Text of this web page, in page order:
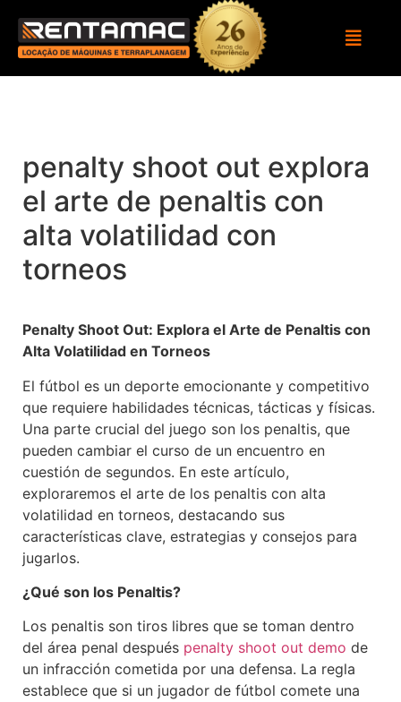
penalty shoot out explora
el arte de penaltis con
alta volatilidad con
torneos
Penalty Shoot Out: Explora el Arte de Penaltis con
Alta Volatilidad en Torneos
El fútbol es un deporte emocionante y competitivo
que requiere habilidades técnicas, tácticas y físicas.
Una parte crucial del juego son los penaltis, que
pueden cambiar el curso de un encuentro en
cuestión de segundos. En este artículo,
exploraremos el arte de los penaltis con alta
volatilidad en torneos, destacando sus
características clave, estrategias y consejos para
jugarlos.
¿Qué son los Penaltis?
Los penaltis son tiros libres que se toman dentro
del área penal después penalty shoot out demo de
un infracción cometida por una defensa. La regla
establece que si un jugador de fútbol comete una